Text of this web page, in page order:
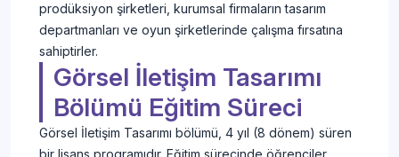
prodüksiyon şirketleri, kurumsal firmaların tasarım
departmanları ve oyun şirketlerinde çalışma fırsatına
sahiptirler.
Görsel İletişim Tasarımı
Bölümü Eğitim Süreci
Görsel İletişim Tasarımı bölümü, 4 yıl (8 dönem) süren